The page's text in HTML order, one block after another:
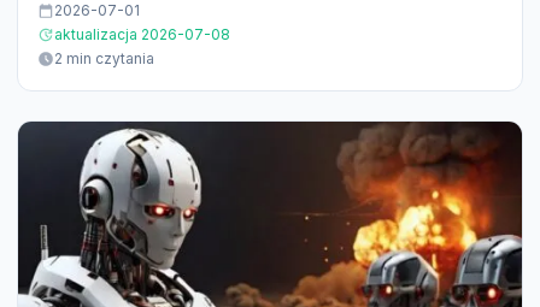
2026-07-01
aktualizacja 2026-07-08
2 min czytania